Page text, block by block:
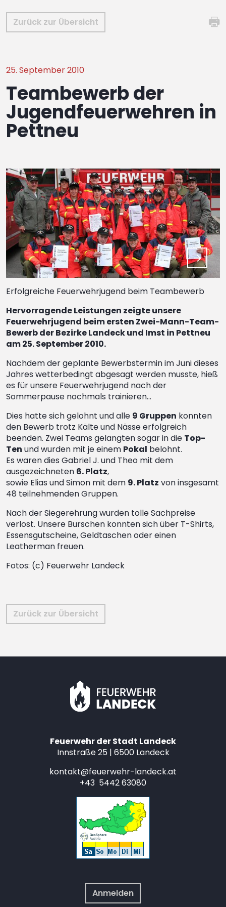
Zurück zur Übersicht
25. September 2010
Teambewerb der
Jugendfeuerwehren in
Pettneu
Erfolgreiche Feuerwehrjugend beim Teambewerb
Hervorragende Leistungen zeigte unsere
Feuerwehrjugend beim ersten Zwei-Mann-Team-
Bewerb der Bezirke Landeck und Imst in Pettneu
am 25. September 2010.
Nachdem der geplante Bewerbstermin im Juni dieses
Jahres wetterbedingt abgesagt werden musste, hieß
es für unsere Feuerwehrjugend nach der
Sommerpause nochmals trainieren…
Dies hatte sich gelohnt und alle 9 Gruppen konnten
den Bewerb trotz Kälte und Nässe erfolgreich
beenden. Zwei Teams gelangten sogar in die Top-
Ten und wurden mit je einem Pokal belohnt.
Es waren dies Gabriel J. und Theo mit dem
ausgezeichneten 6. Platz,
sowie Elias und Simon mit dem 9. Platz von insgesamt
48 teilnehmenden Gruppen.
Nach der Siegerehrung wurden tolle Sachpreise
verlost. Unsere Burschen konnten sich über T-Shirts,
Essensgutscheine, Geldtaschen oder einen
Leatherman freuen.
Fotos: (c) Feuerwehr Landeck
Zurück zur Übersicht
Feuerwehr der Stadt Landeck
Innstraße 25 | 6500 Landeck
kontakt@feuerwehr-landeck.at
+43 5442 63080
Anmelden